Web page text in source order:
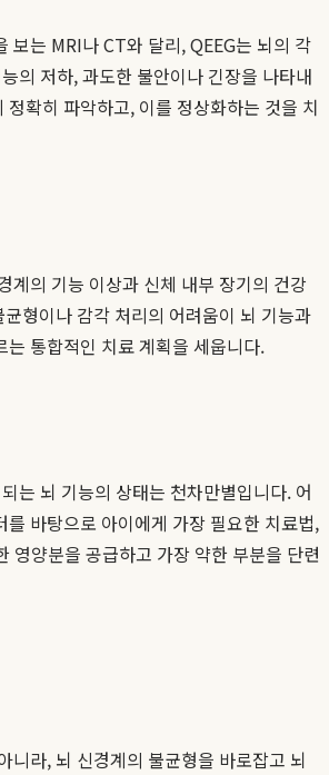
보는 MRI나 CT와 달리, QEEG는 뇌의 각
의 저하, 과도한 불안이나 긴장을 나타내
확히 파악하고, 이를 정상화하는 것을 치
의 기능 이상과 신체 내부 장기의 건강
형이나 감각 처리의 어려움이 뇌 기능과
통합적인 치료 계획을 세웁니다.
는 뇌 기능의 상태는 천차만별입니다. 어
바탕으로 아이에게 가장 필요한 치료법,
영양분을 공급하고 가장 약한 부분을 단련
니라, 뇌 신경계의 불균형을 바로잡고 뇌